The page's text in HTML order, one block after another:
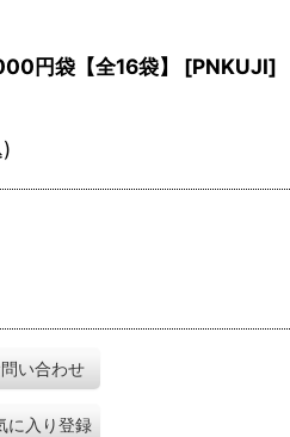
円袋【全16袋】 [PNKUJI]
い合わせ
に入り登録